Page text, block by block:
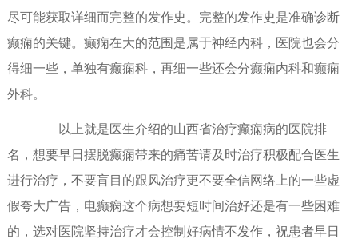
尽可能获取详细而完整的发作史。完整的发作史是准确诊断
癫痫的关键。癫痫在大的范围是属于神经内科，医院也会分
得细一些，单独有癫痫科，再细一些还会分癫痫内科和癫痫
外科。
以上就是医生介绍的山西省治疗癫痫病的医院排
名，想要早日摆脱癫痫带来的痛苦请及时治疗积极配合医生
进行治疗，不要盲目的跟风治疗更不要全信网络上的一些虚
假夸大广告，电癫痫这个病想要短时间治好还是有一些困难
的，选对医院坚持治疗才会控制好病情不发作，祝患者早日